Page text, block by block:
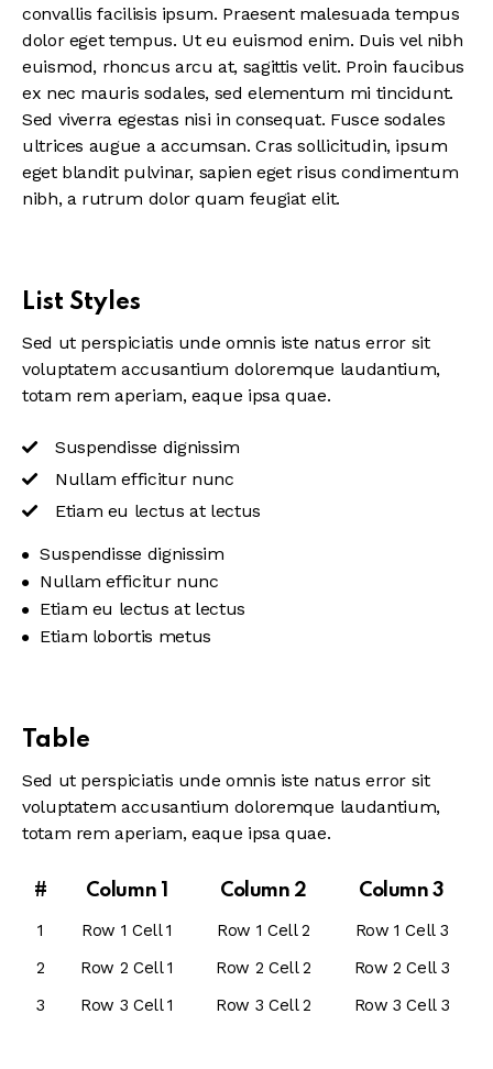
convallis facilisis ipsum. Praesent malesuada tempus
dolor eget tempus. Ut eu euismod enim. Duis vel nibh
euismod, rhoncus arcu at, sagittis velit. Proin faucibus
ex nec mauris sodales, sed elementum mi tincidunt.
Sed viverra egestas nisi in consequat. Fusce sodales
ultrices augue a accumsan. Cras sollicitudin, ipsum
eget blandit pulvinar, sapien eget risus condimentum
nibh, a rutrum dolor quam feugiat elit.
List Styles
Sed ut perspiciatis unde omnis iste natus error sit
voluptatem accusantium doloremque laudantium,
totam rem aperiam, eaque ipsa quae.
Suspendisse dignissim
Nullam efficitur nunc
Etiam eu lectus at lectus
Suspendisse dignissim
Nullam efficitur nunc
Etiam eu lectus at lectus
Etiam lobortis metus
Table
Sed ut perspiciatis unde omnis iste natus error sit
voluptatem accusantium doloremque laudantium,
totam rem aperiam, eaque ipsa quae.
# Column 1 Column 2
Column 3
1
Row 1 Cell 1 Row 1 Cell 2
Row 1 Cell 3
2
Row 2 Cell 1 Row 2 Cell 2
Row 2 Cell 3
3
Row 3 Cell 1 Row 3 Cell 2 Row 3 Cell 3